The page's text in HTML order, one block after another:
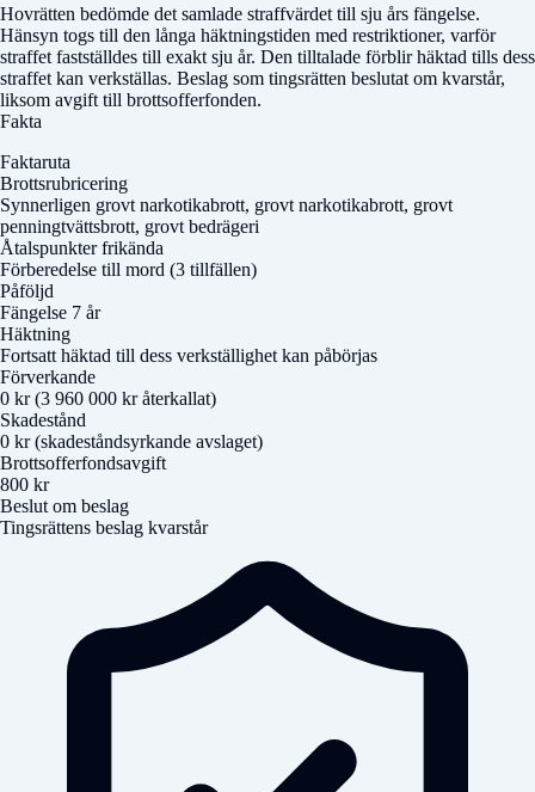
Hovrätten bedömde det samlade straffvärdet till sju års fängelse.
Hänsyn togs till den långa häktningstiden med restriktioner, varför
straffet fastställdes till exakt sju år. Den tilltalade förblir häktad tills dess
straffet kan verkställas. Beslag som tingsrätten beslutat om kvarstår,
liksom avgift till brottsofferfonden.
Fakta
Faktaruta
Brottsrubricering
Synnerligen grovt narkotikabrott, grovt narkotikabrott, grovt
penningtvättsbrott, grovt bedrägeri
Åtalspunkter frikända
Förberedelse till mord (3 tillfällen)
Påföljd
Fängelse 7 år
Häktning
Fortsatt häktad till dess verkställighet kan påbörjas
Förverkande
0 kr (3 960 000 kr återkallat)
Skadestånd
0 kr (skadeståndsyrkande avslaget)
Brottsofferfondsavgift
800 kr
Beslut om beslag
Tingsrättens beslag kvarstår